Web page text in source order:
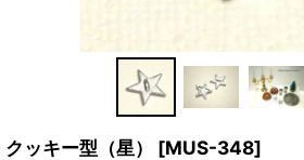
クッキー型（星） [MUS-348]